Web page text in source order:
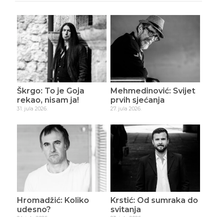
Škrgo: To je Goja
rekao, nisam ja!
31. jula 2026.
Mehmedinović: Svijet
prvih sjećanja
27. jula 2026.
Hromadžić: Koliko
udesno?
Krstić: Od sumraka do
svitanja